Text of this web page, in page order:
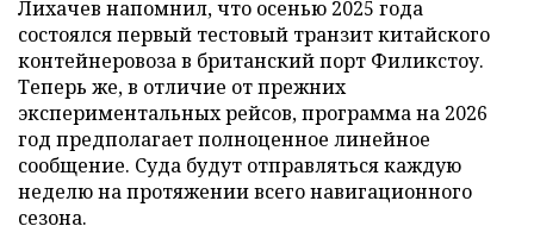
Лихачев напомнил, что осенью 2025 года
состоялся первый тестовый транзит китайского
контейнеровоза в британский порт Филикстоу.
Теперь же, в отличие от прежних
экспериментальных рейсов, программа на 2026
год предполагает полноценное линейное
сообщение. Суда будут отправляться каждую
неделю на протяжении всего навигационного
сезона.